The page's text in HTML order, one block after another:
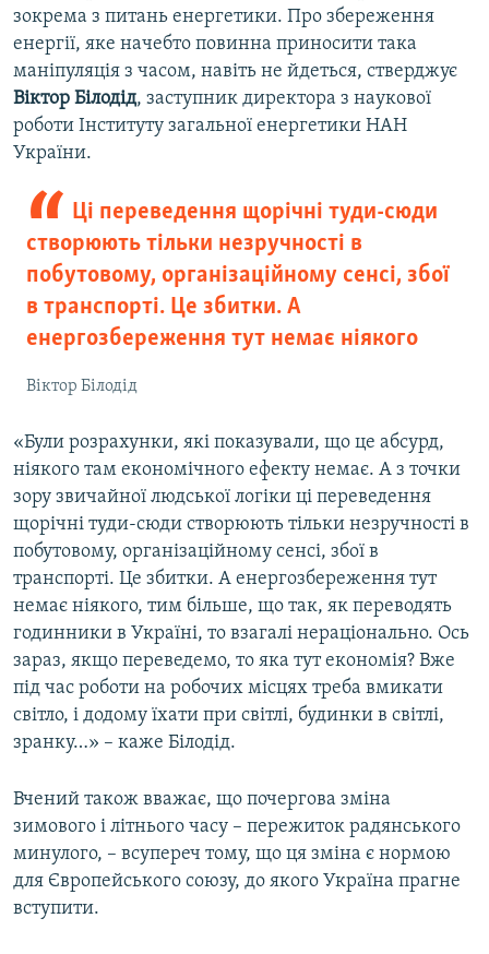
зокрема з питань енергетики. Про збереження
енергії, яке начебто повинна приносити така
маніпуляція з часом, навіть не йдеться, стверджує
Віктор Білодід, заступник директора з наукової
роботи Інституту загальної енергетики НАН
України.
Ці переведення щорічні туди-сюди
створюють тільки незручності в
побутовому, організаційному сенсі, збої
в транспорті. Це збитки. А
енергозбереження тут немає ніякого
Віктор Білодід
«Були розрахунки, які показували, що це абсурд,
ніякого там економічного ефекту немає. А з точки
зору звичайної людської логіки ці переведення
щорічні туди-сюди створюють тільки незручності в
побутовому, організаційному сенсі, збої в
транспорті. Це збитки. А енергозбереження тут
немає ніякого, тим більше, що так, як переводять
годинники в Україні, то взагалі нераціонально. Ось
зараз, якщо переведемо, то яка тут економія? Вже
під час роботи на робочих місцях треба вмикати
світло, і додому їхати при світлі, будинки в світлі,
зранку…» – каже Білодід.
Вчений також вважає, що почергова зміна
зимового і літнього часу – пережиток радянського
минулого, – всупереч тому, що ця зміна є нормою
для Європейського союзу, до якого Україна прагне
вступити.